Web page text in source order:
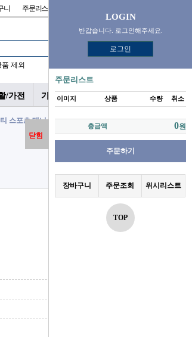
니 주문리스트
제외
/가전 가챠/피규어
스포츠 테니스<24> > 산리오
LOGIN
반갑습니다. 로그인해주세요.
로그인
주문리스트
이미지 상품 수량 취소
총금액 0원
주문하기
장바구니 주문조회 위시리스트
TOP
닫힘